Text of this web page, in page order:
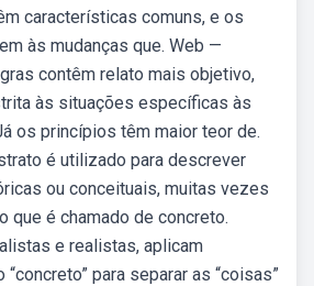
características comuns, e os
às mudanças que. Web —
contêm relato mais objetivo,
às situações específicas às
os princípios têm maior teor de.
é utilizado para descrever
ou conceituais, muitas vezes
que é chamado de concreto.
e realistas, aplicam
para separar as “coisas”